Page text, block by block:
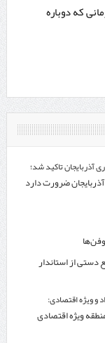
که دوباره
آذربایجان تاکید شد؛
ضرورت دارد
از استاندار
و ویژه اقتصادی:
ویژه اقتصادی